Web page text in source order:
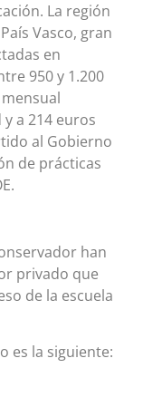
La región
Vasco, gran
en
950 y 1.200
a 214 euros
al Gobierno
de prácticas
han
privado que
de la escuela
es la siguiente: